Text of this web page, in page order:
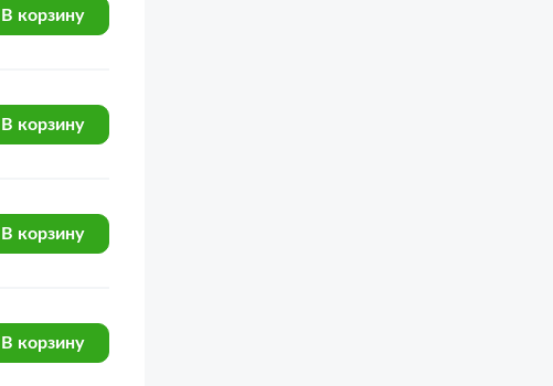
В корзину
В корзину
В корзину
В корзину